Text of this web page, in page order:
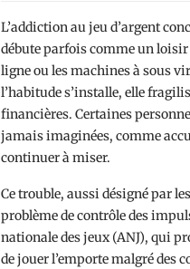
L’addiction au jeu d’argent
débute parfois comme un
ligne ou les machines à sous
l’habitude s’installe, elle
financières. Certaines
jamais imaginées, comme
continuer à miser.
Ce trouble, aussi désigné par
problème de contrôle des
nationale des jeux (ANJ), qui
de jouer l’emporte malgré des